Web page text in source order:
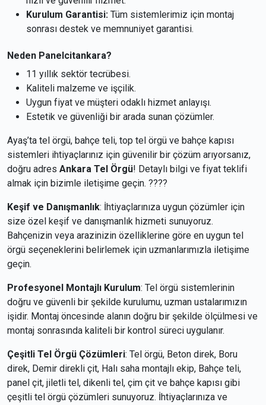
Kurulum Garantisi: Tüm sistemlerimiz için montaj
sonrası destek ve memnuniyet garantisi.
Neden Panelcitankara?
11 yıllık sektör tecrübesi.
Kaliteli malzeme ve işçilik.
Uygun fiyat ve müşteri odaklı hizmet anlayışı.
Estetik ve güvenliği bir arada sunan çözümler.
Ayaş’ta tel örgü, bahçe teli, top tel örgü ve bahçe kapısı
sistemleri ihtiyaçlarınız için güvenilir bir çözüm arıyorsanız,
doğru adres Ankara Tel Örgü! Detaylı bilgi ve fiyat teklifi
almak için bizimle iletişime geçin. ????
Keşif ve Danışmanlık: İhtiyaçlarınıza uygun çözümler için
size özel keşif ve danışmanlık hizmeti sunuyoruz.
Bahçenizin veya arazinizin özelliklerine göre en uygun tel
örgü seçeneklerini belirlemek için uzmanlarımızla iletişime
geçin.
Profesyonel Montajlı Kurulum: Tel örgü sistemlerinin
doğru ve güvenli bir şekilde kurulumu, uzman ustalarımızın
işidir. Montaj öncesinde alanın doğru bir şekilde ölçülmesi ve
montaj sonrasında kaliteli bir kontrol süreci uygulanır.
Çeşitli Tel Örgü Çözümleri: Tel örgü, Beton direk, Boru
direk, Demir direkli çit, Halı saha montajlı ekip, Bahçe teli,
panel çit, jiletli tel, dikenli tel, çim çit ve bahçe kapısı gibi
çeşitli tel örgü çözümleri sunuyoruz. İhtiyaçlarınıza ve